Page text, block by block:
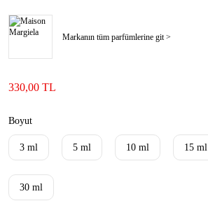
Markanın tüm parfümlerine git >
330,00 TL
Boyut
3 ml 5 ml 10 ml 15 ml
30 ml